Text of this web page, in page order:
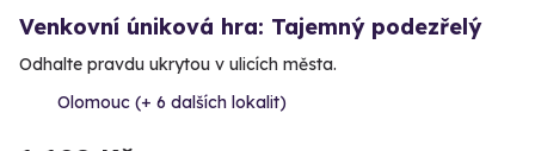
Venkovní úniková hra: Tajemný podezřelý
Odhalte pravdu ukrytou v ulicích města.
Olomouc (+ 6 dalších lokalit)